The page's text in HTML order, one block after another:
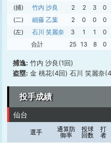
(捕)
竹内 沙良 2 2 3 0
(二)
細藤 乙葉 2 0 0 0
(左)
石川 笑麗奈 3 1 1 0
合計
25 13 8 0
捕逸: 竹内 沙良(1回)
盗塁: 金 桃花(4回) 石川 笑麗奈
投手成績
仙台
選手
通算防
御率
投球
回数
打
者